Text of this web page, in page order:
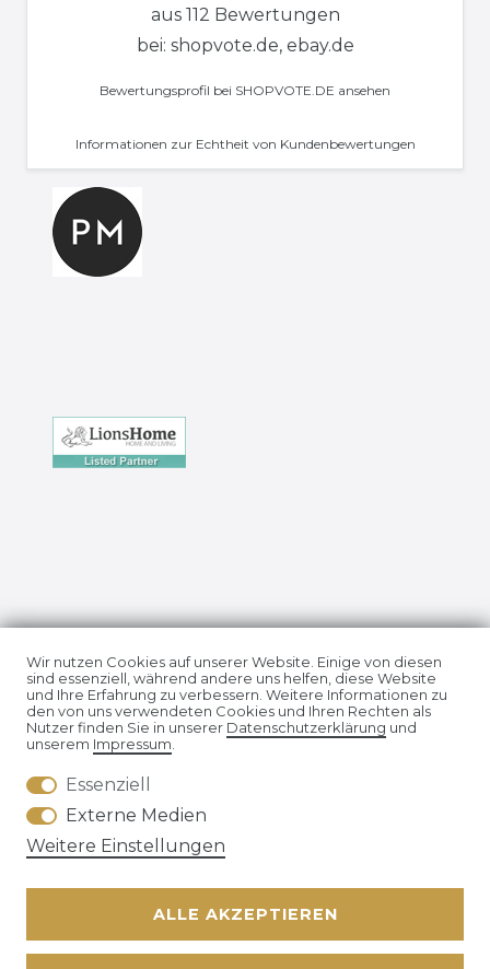
aus 112 Bewertungen
bei: shopvote.de, ebay.de
Bewertungsprofil bei SHOPVOTE.DE ansehen
Informationen zur Echtheit von Kundenbewertungen
Impressum Daten­schutz­erklärung
AGB
Wir nutzen Cookies auf unserer Website. Einige von diesen
sind essenziell, während andere uns helfen, diese Website
und Ihre Erfahrung zu verbessern. Weitere Informationen zu
den von uns verwendeten Cookies und Ihren Rechten als
Nutzer finden Sie in unserer Daten­schutz­erklärung und
unserem Impressum.
Essenziell
Externe Medien
Weitere Einstellungen
ALLE AKZEPTIEREN